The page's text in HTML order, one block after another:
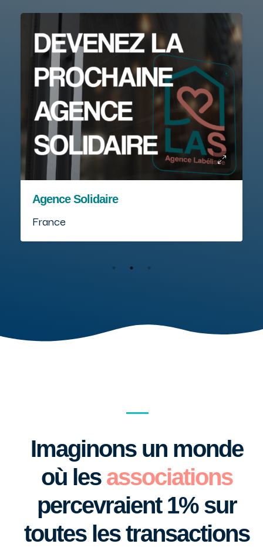
Agence Solidaire
France
Imaginons un monde
où les associations
percevraient 1% sur
toutes les transactions